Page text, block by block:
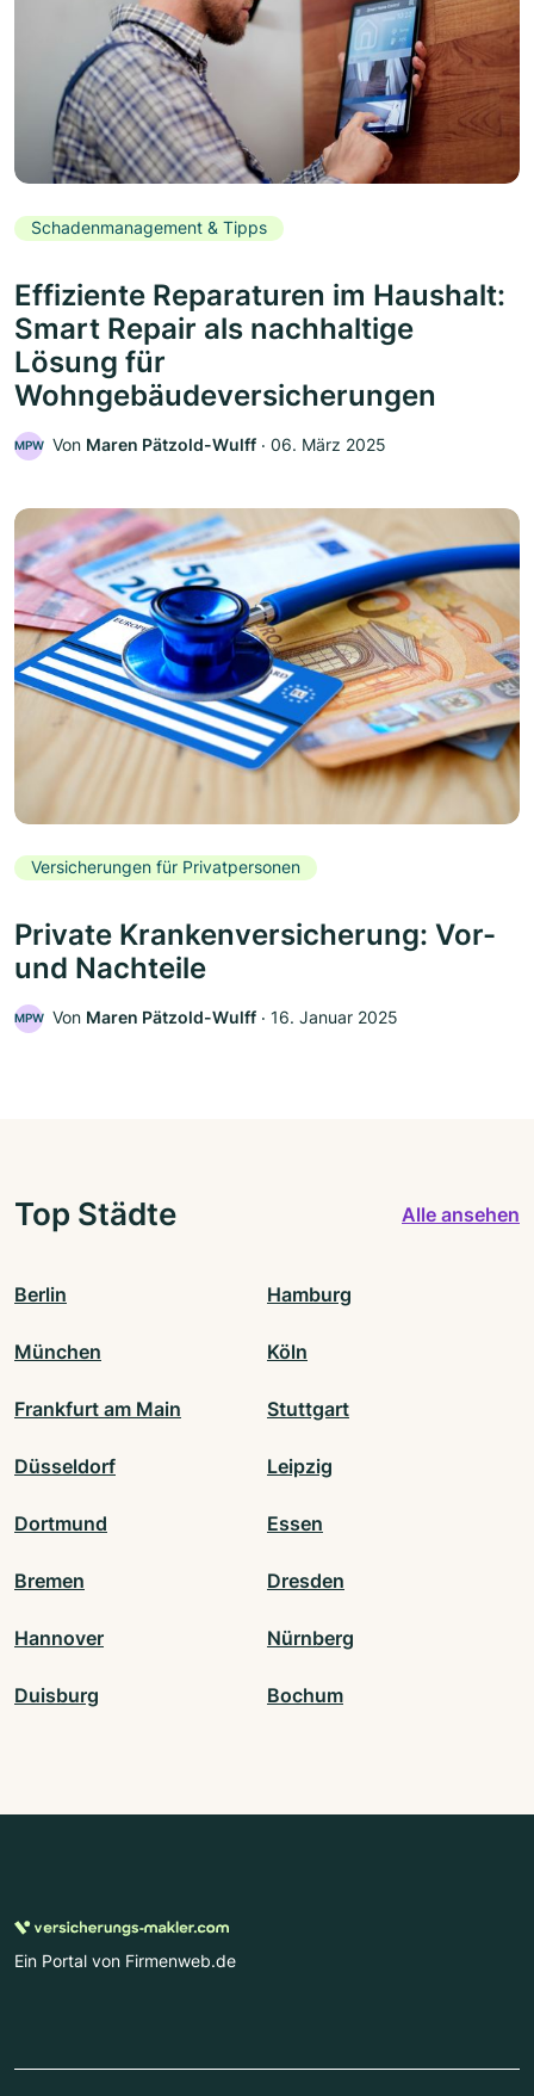
Schadenmanagement & Tipps
Effiziente Reparaturen im Haushalt:
Smart Repair als nachhaltige
Lösung für
Wohngebäudeversicherungen
MPW Von Maren Pätzold-Wulff ‧ 06. März 2025
Versicherungen für Privatpersonen
Private Krankenversicherung: Vor-
und Nachteile
MPW Von Maren Pätzold-Wulff ‧ 16. Januar 2025
Top Städte Alle ansehen
Berlin Hamburg
München Köln
Frankfurt am Main Stuttgart
Düsseldorf Leipzig
Dortmund Essen
Bremen Dresden
Hannover Nürnberg
Duisburg Bochum
Ein Portal von Firmenweb.de